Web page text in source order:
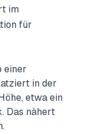
im
für
einer
in der
etwa ein
Das nähert